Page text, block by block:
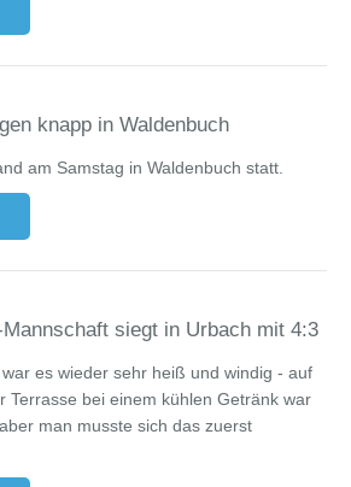
knapp in Waldenbuch
am Samstag in Waldenbuch statt.
siegt in Urbach mit 4:3
es wieder sehr heiß und windig - auf
Terrasse bei einem kühlen Getränk war
man musste sich das zuerst